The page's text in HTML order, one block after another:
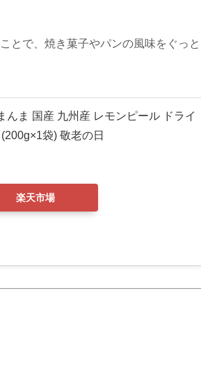
とで、焼き菓子やパンの風味をぐっと
んま 国産 九州産 レモンピール ドライ
袋) 敬老の日
楽天市場